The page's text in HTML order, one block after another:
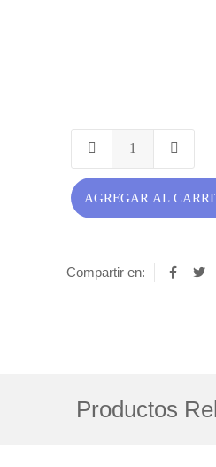
AGREGAR AL
Compartir en:
Productos